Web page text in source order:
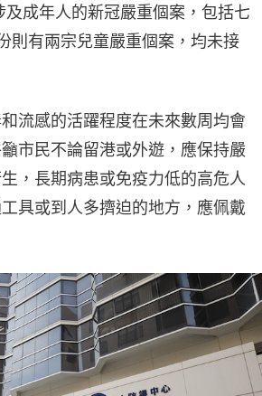
成年人的新冠嚴重個案，包括七
則有兩宗兒童嚴重個案，均未接
流感的活躍程度在未來數周均會
市民不論留港或外遊，應保持嚴
，長期病患或免疫力低的高危人
具或到人多擠迫的地方，應佩戴